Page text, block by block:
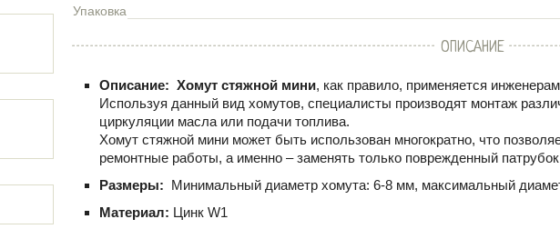
Упаковка
ОПИСАНИЕ
Описание: Хомут стяжной мини, как правило, применяется
Используя данный вид хомутов, специалисты производят монтаж
циркуляции масла или подачи топлива.
Хомут стяжной мини может быть использован многократно, что
ремонтные работы, а именно – заменять только поврежденный
Размеры: Минимальный диаметр хомута: 6-8 мм, максимальный
Материал: Цинк W1